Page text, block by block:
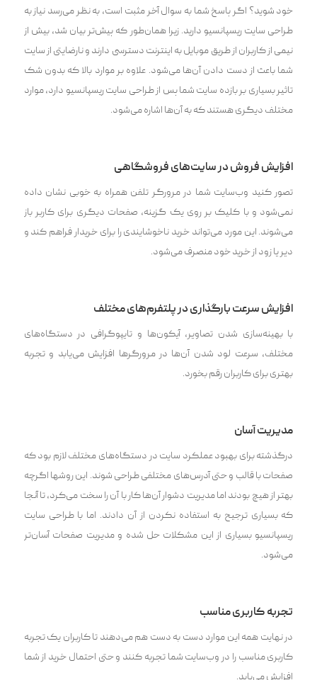
خود شوید؟ اگر پاسخ شما به سوال آخر مثبت است، به نظر می‌رسد نیاز به
طراحی سایت ریسپانسیو دارید. زیرا همان‌طور که پیش‌تر بیان شد، بیش از
نیمی از کاربران از طریق موبایل به اینترنت دسترسی دارند و نارضایتی از سایت
شما باعث از دست دادن آن‌ها می‌شود. علاوه بر موارد بالا که بدون شک
تاثیر بسیاری بر بازده سایت شما پس از طراحی سایت ریسپانسیو دارد، موارد
مختلف دیگری هستند که به آن‌ها اشاره می‌شود.
افزایش فروش در سایت‌های فروشگاهی
تصور کنید وب‌سایت شما در مرورگر تلفن همراه به خوبی نشان داده
نمی‌شود و با کلیک بر روی یک گزینه، صفحات دیگری برای کاربر باز
می‌شوند. این مورد می‌تواند خرید ناخوشایندی را برای خریدار فراهم کند و
دیر یا زود از خرید خود منصرف می‌شود.
افزایش سرعت بارگذاری در پلتفرم‌های مختلف
با بهینه‌سازی شدن تصاویر، آیکون‌ها و تایپوگرافی در دستگاه‌های
مختلف، سرعت لود شدن آن‌ها در مرورگرها افزایش می‌یابد و تجربه
بهتری برای کاربران رقم بخورد.
مدیریت آسان
درگذشته برای بهبود عملکرد سایت در دستگاه‌های مختلف لازم بود که
صفحات با قالب و حتی آدرس‌های مختلفی طراحی شوند. این روشها اگرچه
بهتر از هیچ بودند اما مدیریت دشوار آن‌ها کار با آن را سخت می‌کرد، تا آنجا
که بسیاری ترجیح به استفاده نکردن از آن دادند. اما با طراحی سایت
ریسپانسیو بسیاری از این مشکلات حل شده و مدیریت صفحات آسان‌تر
می‌شود.
تجربه کاربری مناسب
در نهایت همه این موارد دست به دست هم می‌دهند تا کاربران یک تجربه
کاربری مناسب را در وب‌سایت شما تجربه کنند و حتی احتمال خرید از شما